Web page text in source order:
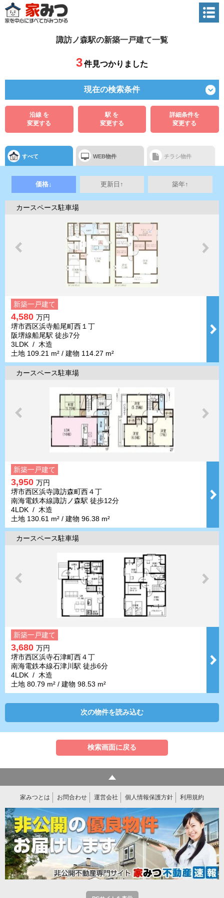
諏訪ノ森駅の新築一戸建て一覧
3件見つかりました
現在の検索条件
沿線 を
変更する
駅 を
変更する
詳細条件を
変更する
すべて WEB物件 チラシ物件
価格↓ 更新日↑ 築年↑
カースペース駐車場
新築一戸建て
4,580 万円
堺市西区浜寺船尾町西１丁
阪堺線船尾駅 徒歩7分
3LDK / 木造
土地 109.21 m² / 建物 114.27 m²
カースペース駐車場
新築一戸建て
3,950 万円
堺市西区浜寺諏訪森町西４丁
南海電鉄本線諏訪ノ森駅 徒歩12分
4LDK / 木造
土地 130.61 m² / 建物 96.38 m²
カースペース駐車場
新築一戸建て
3,680 万円
堺市西区浜寺石津町西４丁
南海電鉄本線石津川駅 徒歩6分
4LDK / 木造
土地 80.79 m² / 建物 98.53 m²
次の物件を読み込む
検索画面に戻る
家みつとは お問合わせ 運営会社 個人情報保護方針 利用規約